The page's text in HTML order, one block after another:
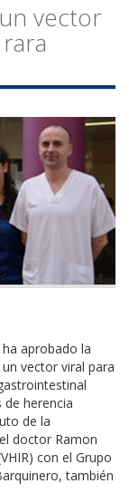
vector
aprobado la
vector viral para
herencia
de la
doctor Ramon
con el Grupo
también